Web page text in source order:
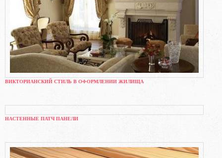
ВИКТОРИАНСКИЙ СТИЛЬ В ОФОРМЛЕНИИ ЖИЛИЩА
НАСТЕННЫЕ ПАТЧ ПАНЕЛИ